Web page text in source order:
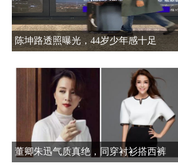
陈坤路透照曝光，44岁少年感十足
董卿朱迅气质真绝，同穿衬衫搭西裤